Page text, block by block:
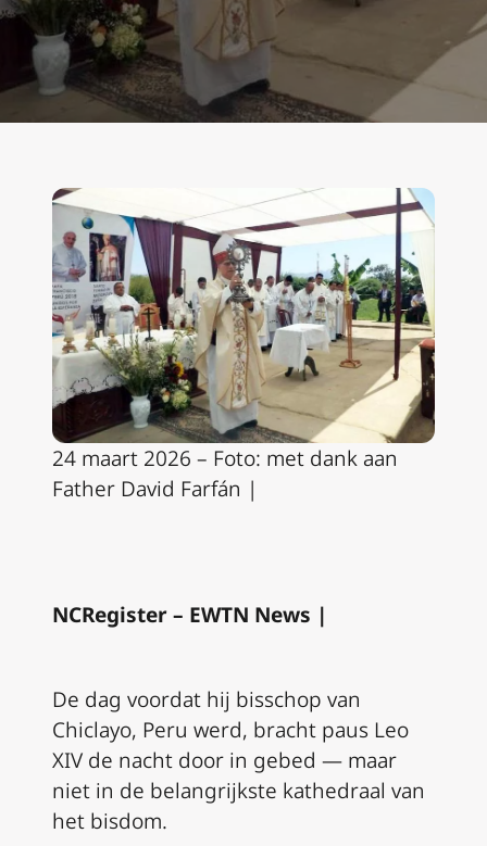
24 maart 2026 – Foto: met dank aan
Father David Farfán |
NCRegister – EWTN News |
De dag voordat hij bisschop van
Chiclayo, Peru werd, bracht paus Leo
XIV de nacht door in gebed — maar
niet in de belangrijkste kathedraal van
het bisdom.